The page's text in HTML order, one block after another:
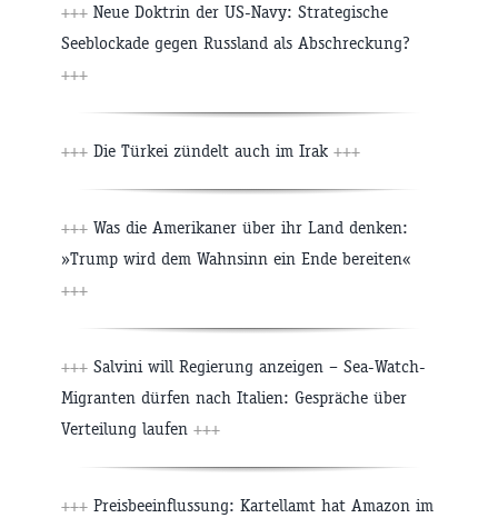
+++ Neue Doktrin der US-Navy: Strategische
Seeblockade gegen Russland als Abschreckung?
+++
+++ Die Türkei zündelt auch im Irak +++
+++ Was die Amerikaner über ihr Land denken:
»Trump wird dem Wahnsinn ein Ende bereiten«
+++
+++ Salvini will Regierung anzeigen – Sea-Watch-
Migranten dürfen nach Italien: Gespräche über
Verteilung laufen +++
+++ Preisbeeinflussung: Kartellamt hat Amazon im